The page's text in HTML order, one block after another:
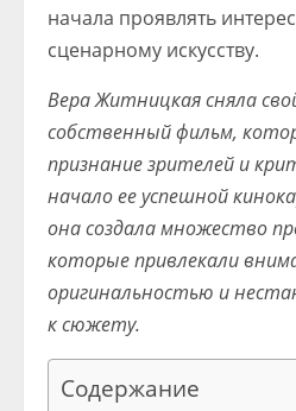
начала проявлять
сценарному искусству.
Вера Житницкая сняла
собственный фильм,
признание зрителей и
начало ее успешной
она создала множество
которые привлекали
оригинальностью и
к сюжету.
Содержание